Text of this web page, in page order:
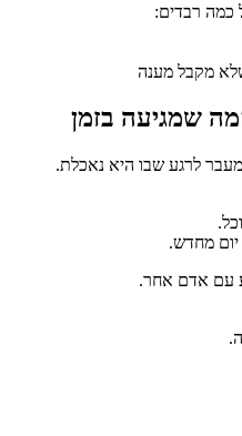
כמה רבדים:
שלא מקבל מענה
שמגיעה בזמן
לרגע שבו היא נאכלת.
מחדש.
עם אדם אחר.